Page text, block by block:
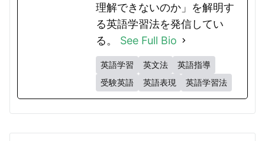
理解できないのか」を解明す
る英語学習法を発信してい
る。 See Full Bio
英語学習 英文法
英語指導
受験英語
英語表現 英語学習法